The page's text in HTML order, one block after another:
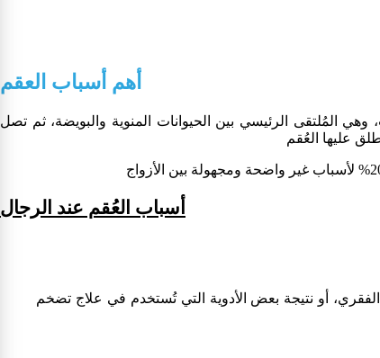
أهم أسباب العقم
المُلتقى الرئيسي بين الحيوانات المنوية والبويضة، ثم تصل
أسباب العُقم عند الرجال
أو نتيجة بعض الأدوية التي تُستخدم في علاج تضخم